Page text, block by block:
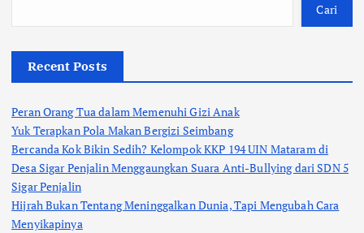
Cari
Recent Posts
Peran Orang Tua dalam Memenuhi Gizi Anak
Yuk Terapkan Pola Makan Bergizi Seimbang
Bercanda Kok Bikin Sedih? Kelompok KKP 194 UIN Mataram di
Desa Sigar Penjalin Menggaungkan Suara Anti-Bullying dari SDN 5
Sigar Penjalin
Hijrah Bukan Tentang Meninggalkan Dunia, Tapi Mengubah Cara
Menyikapinya